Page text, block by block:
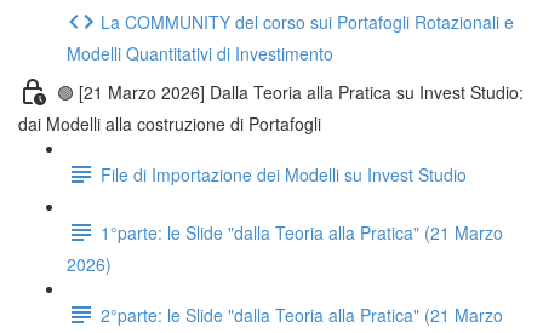
La COMMUNITY del corso sui Portafogli Rotazionali e
Modelli Quantitativi di Investimento
🟢 [21 Marzo 2026] Dalla Teoria alla Pratica su Invest Studio:
dai Modelli alla costruzione di Portafogli
File di Importazione dei Modelli su Invest Studio
1°parte: le Slide "dalla Teoria alla Pratica" (21 Marzo
2026)
2°parte: le Slide "dalla Teoria alla Pratica" (21 Marzo